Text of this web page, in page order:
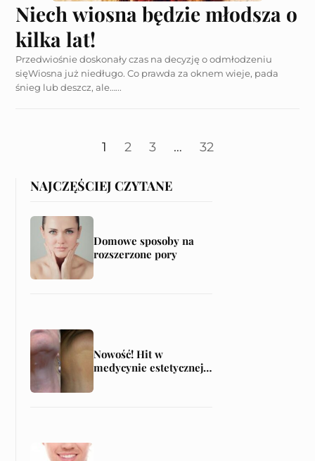
Niech wiosna będzie młodsza o
kilka lat!
Przedwiośnie doskonały czas na decyzję o odmłodzeniu
sięWiosna już niedługo. Co prawda za oknem wieje, pada
śnieg lub deszcz, ale…...
1 2 3 … 32
NAJCZĘŚCIEJ CZYTANE
Domowe sposoby na
rozszerzone pory
Nowość! Hit w
medycynie estetycznej